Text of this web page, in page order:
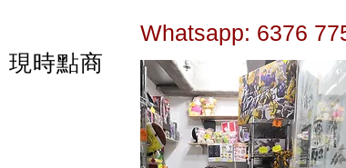
現時點商
Whatsapp: 6376